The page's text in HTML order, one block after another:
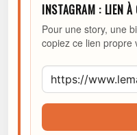
INSTAGRAM : LIEN À
Pour une story, une
copiez ce lien propre